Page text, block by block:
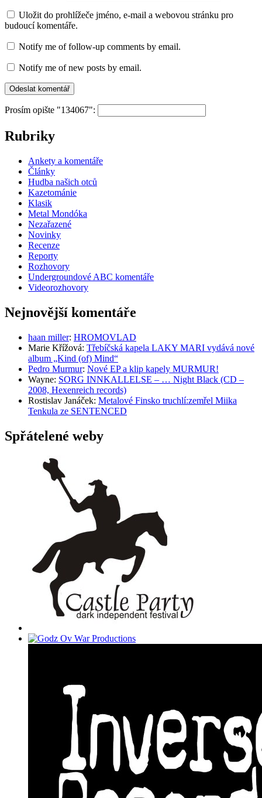
Uložit do prohlížeče jméno, e-mail a webovou stránku pro
budoucí komentáře.
Notify me of follow-up comments by email.
Notify me of new posts by email.
Prosím opište "134067":
Rubriky
Ankety a komentáře
Články
Hudba našich otců
Kazetománie
Klasik
Metal Mondóka
Nezařazené
Novinky
Recenze
Reporty
Rozhovory
Undergroundové ABC komentáře
Videorozhovory
Nejnovější komentáře
haan miller: HROMOVLAD
Marie Křížová: Třebíčská kapela LAKY MARI vydává nové
album „Kind (of) Mind“
Pedro Murmur: Nové EP a klip kapely MURMUR!
Wayne: SORG INNKALLELSE – … Night Black (CD –
2008, Hexenreich records)
Rostislav Janáček: Metalové Finsko truchlí:zemřel Miika
Tenkula ze SENTENCED
Spřátelené weby